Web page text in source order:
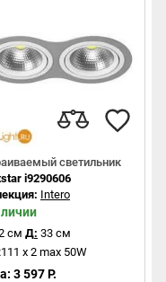
светильник
i9290606
Intero
см Д: 33 см
x 2 max 50W
3 597 Р.